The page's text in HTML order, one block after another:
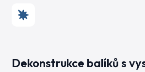
Dekonstrukce balíků s